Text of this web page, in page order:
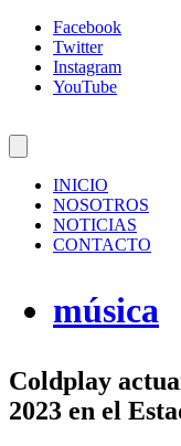
Facebook
Twitter
Instagram
YouTube
INICIO
NOSOTROS
NOTICIAS
CONTACTO
música
Coldplay
2023 en el